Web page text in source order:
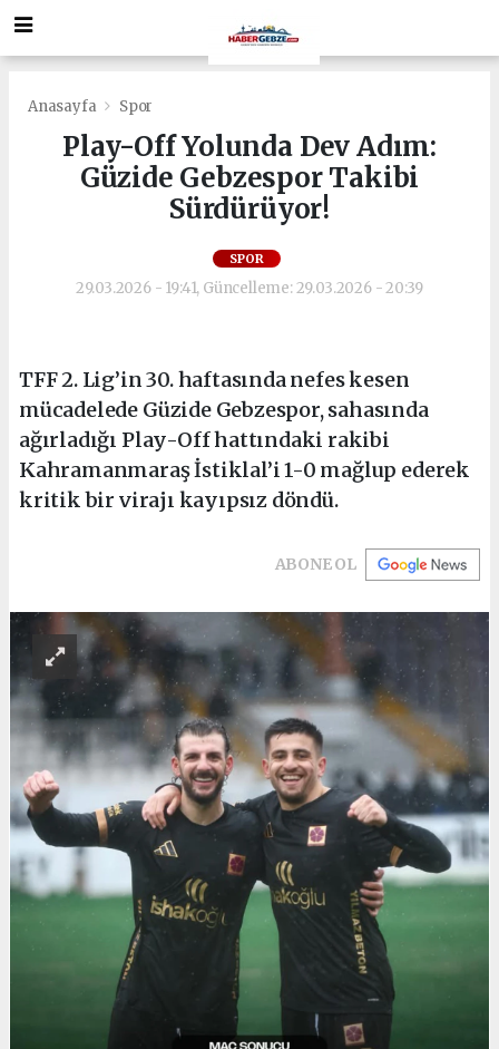
Anasayfa Spor
Play-Off Yolunda Dev Adım:
Güzide Gebzespor Takibi
Sürdürüyor!
SPOR
29.03.2026 - 19:41, Güncelleme: 29.03.2026 - 20:39
TFF 2. Lig’in 30. haftasında nefes kesen
mücadelede Güzide Gebzespor, sahasında
ağırladığı Play-Off hattındaki rakibi
Kahramanmaraş İstiklal’i 1-0 mağlup ederek
kritik bir virajı kayıpsız döndü.
ABONE OL